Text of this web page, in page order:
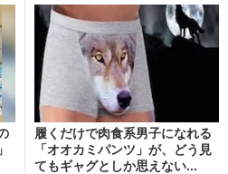
履くだけで肉食系男子になれる
「オオカミパンツ」が、どう見
てもギャグとしか思えない...